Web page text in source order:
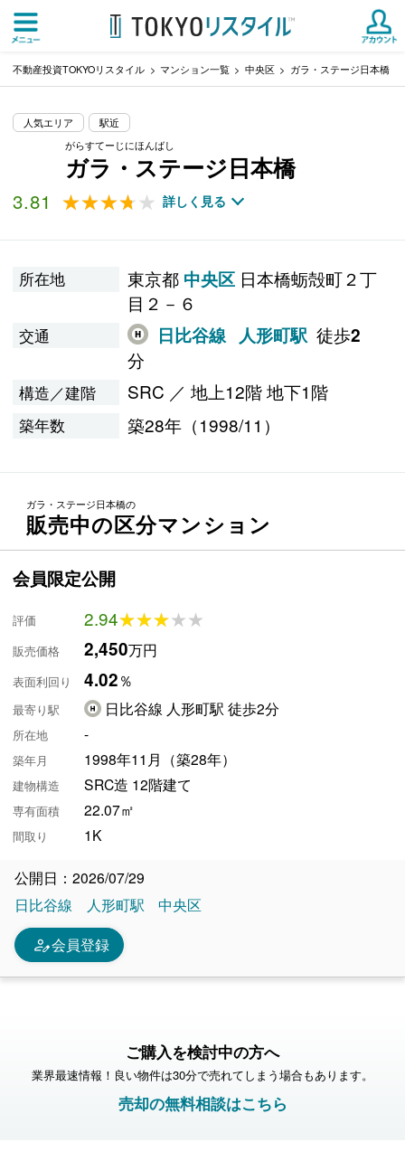
不動産投資TOKYOリスタイル マンション一覧 中央区 ガラ・ステージ日本橋
人気エリア
駅近
がらすてーじにほんばし
ガラ・ステージ日本橋
3.81 ★★★★★
★★★★★ 詳しく見る
所在地 東京都 中央区 日本橋蛎殻町２丁
目２－６
交通 日比谷線 人形町駅 徒歩2
分
構造／建階 SRC ／ 地上12階 地下1階
築年数 築28年（1998/11）
ガラ・ステージ日本橋の
販売中の区分マンション
会員限定公開
評価 2.94★★★★★
★★★★★
販売価格 2,450万円
表面利回り 4.02％
最寄り駅 日比谷線 人形町駅 徒歩2分
所在地 -
築年月 1998年11月（築28年）
建物構造 SRC造 12階建て
専有面積 22.07㎡
間取り 1K
公開日：2026/07/29
日比谷線
人形町駅 中央区
person_edit会員登録
ご購入を検討中の方へ
業界最速情報！良い物件は30分で売れてしまう場合もあります。
売却の無料相談はこちら